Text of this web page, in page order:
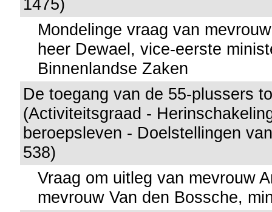
1475)
Mondelinge vraag van
heer Dewael, vice-eerste
Binnenlandse Zaken
De toegang van de 55-plussers
(Activiteitsgraad -
beroepsleven - Doelstellingen
538)
Vraag om uitleg van mevrouw
mevrouw Van den Bossche,